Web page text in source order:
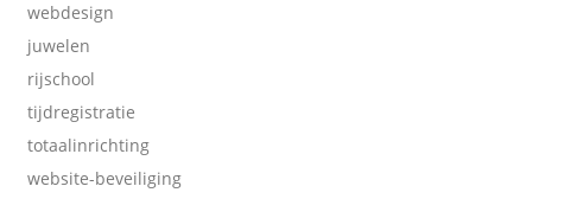
webdesign
juwelen
rijschool
tijdregistratie
totaalinrichting
website-beveiliging